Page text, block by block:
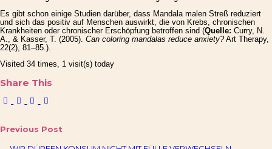
Es gibt schon einige Studien darüber, dass Mandala malen Streß reduziert
und sich das positiv auf Menschen auswirkt, die von Krebs, chronischen
Krankheiten oder chronischer Erschöpfung betroffen sind (Quelle: Curry, N.
A., & Kasser, T. (2005). Can coloring mandalas reduce anxiety?Art Therapy,
22(2), 81–85.).
Visited 34 times, 1 visit(s) today
Share This
Previous Post